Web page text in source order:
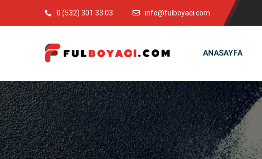
0 (532) 301 33 03 info@fulboyaci.com
ANASAYFA